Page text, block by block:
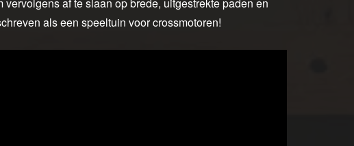
af te slaan op brede, uitgestrekte paden en
als een speeltuin voor crossmotoren!